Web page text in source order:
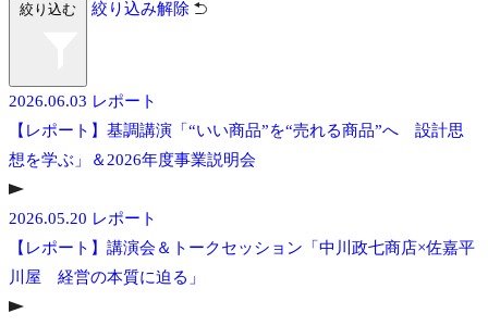
絞り込む
絞り込み解除
2026.06.03 レポート
【レポート】基調講演「“いい商品”を“売れる商品”へ 設計思
想を学ぶ」＆2026年度事業説明会
2026.05.20 レポート
【レポート】講演会＆トークセッション「中川政七商店×佐嘉平
川屋 経営の本質に迫る」